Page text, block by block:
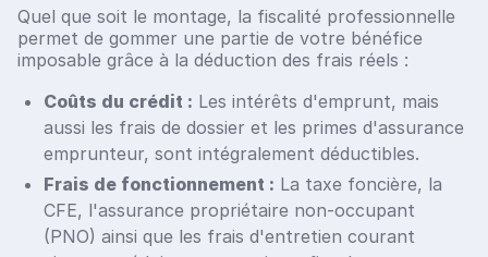
Quel que soit le montage, la fiscalité professionnelle
permet de gommer une partie de votre bénéfice
imposable grâce à la déduction des frais réels :
Coûts du crédit : Les intérêts d'emprunt, mais
aussi les frais de dossier et les primes d'assurance
emprunteur, sont intégralement déductibles.
Frais de fonctionnement : La taxe foncière, la
CFE, l'assurance propriétaire non-occupant
(PNO) ainsi que les frais d'entretien courant